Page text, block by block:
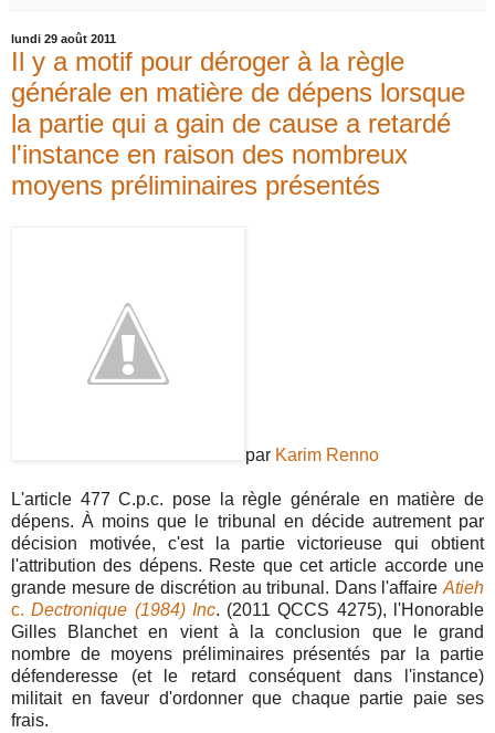
lundi 29 août 2011
Il y a motif pour déroger à la règle
générale en matière de dépens lorsque
la partie qui a gain de cause a retardé
l'instance en raison des nombreux
moyens préliminaires présentés
par Karim Renno
L'article 477 C.p.c. pose la règle générale en matière de
dépens. À moins que le tribunal en décide autrement par
décision motivée, c'est la partie victorieuse qui obtient
l'attribution des dépens. Reste que cet article accorde une
grande mesure de discrétion au tribunal. Dans l'affaire Atieh
c.Dectronique (1984) Inc. (2011 QCCS 4275), l'Honorable
Gilles Blanchet en vient à la conclusion que le grand
nombre de moyens préliminaires présentés par la partie
défenderesse (et le retard conséquent dans l'instance)
militait en faveur d'ordonner que chaque partie paie ses
frais.